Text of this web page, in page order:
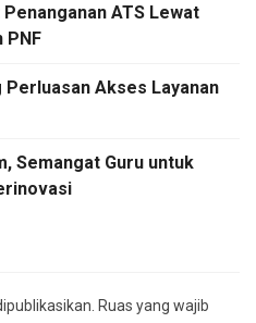
ATS Lewat
PNF
Perluasan Akses Layanan
Semangat Guru untuk
Ruas yang wajib